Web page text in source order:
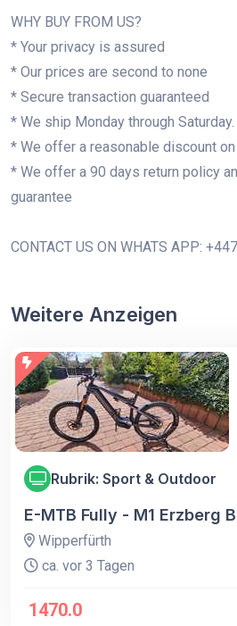
WHY BUY FROM US?
* Your privacy is assured
* Our prices are second to none
* Secure transaction guaranteed
* We ship Monday through Saturday.
* We offer a reasonable discount
* We offer a 90 days return policy
guarantee
CONTACT US ON WHATS APP:
Weitere Anzeigen
Rubrik: Sport & Outdoor
E-MTB Fully - M1 Erzberg
Wipperfürth
ca. vor 3 Tagen
1470.0